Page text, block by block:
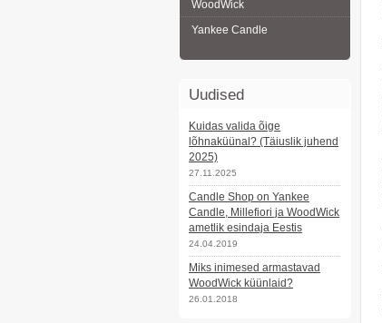
WoodWick
Yankee Candle
Uudised
Kuidas valida õige
lõhnaküünal? (Täiuslik juhend
2025)
27.11.2025
Candle Shop on Yankee
Candle, Millefiori ja WoodWick
ametlik esindaja Eestis
24.04.2019
Miks inimesed armastavad
WoodWick küünlaid?
26.01.2018